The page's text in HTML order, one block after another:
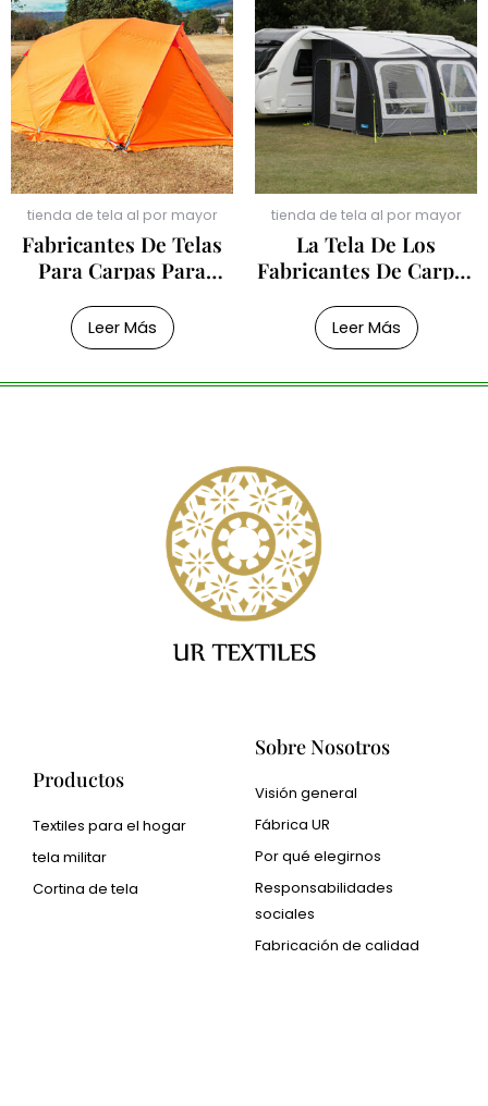
tienda de tela al por mayor
Fabricantes De Telas
Para Carpas Para
Leer Más
tienda de tela al por mayor
La Tela De Los
Fabricantes De Carpas
Leer Más
Productos
Textiles para el hogar
tela militar
Cortina de tela
Sobre Nosotros
Visión general
Fábrica UR
Por qué elegirnos
Responsabilidades
sociales
Fabricación de calidad